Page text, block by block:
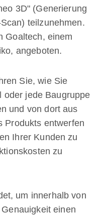
3D" (Generierung
teilzunehmen.
Goaltech, einem
angeboten.
Sie, wie Sie
oder jede Baugruppe
und von dort aus
Produkts entwerfen
Ihrer Kunden zu
zu
um innerhalb von
einen